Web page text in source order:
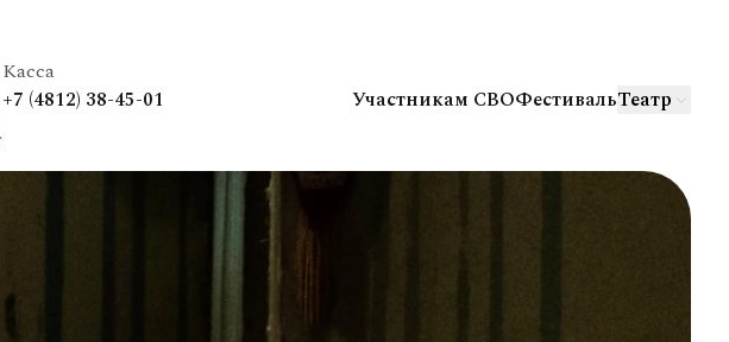
Касса
+7 (4812) 38-45-01
Участникам СВОФестивальТеатр